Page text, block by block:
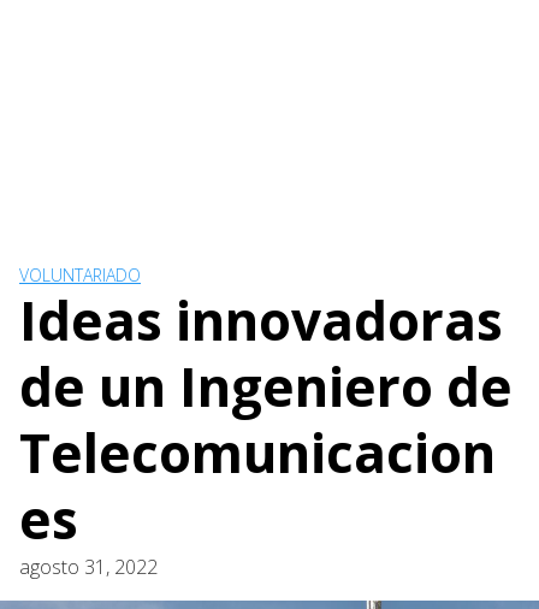
VOLUNTARIADO
Ideas innovadoras
de un Ingeniero de
Telecomunicacion
es
agosto 31, 2022